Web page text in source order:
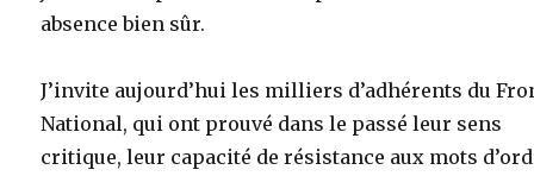
absence bien sûr.
J’invite aujourd’hui les milliers d’adhérents du
National, qui ont prouvé dans le passé leur sens
critique, leur capacité de résistance aux mots